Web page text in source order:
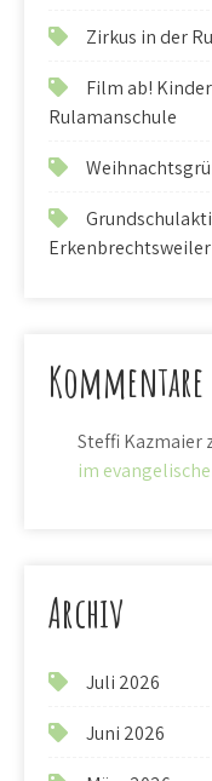
Zirkus in der
Film ab!
Erkenbrechtsweiler
Kommentare
Steffi Kazmaier
im
Archiv
Juli 2026
Juni 2026